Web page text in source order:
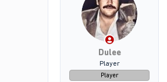
Dulee
Player
Player